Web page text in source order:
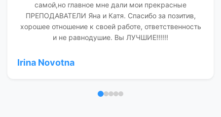
самой,но главное мне дали мои прекрасные
ПРЕПОДАВАТЕЛИ Яна и Катя. Спасибо за позитив,
хорошее отношение к своей работе, ответственность
и не равнодушие. Вы ЛУЧШИЕ!!!!!!
Irina Novotna
Отзыв 1